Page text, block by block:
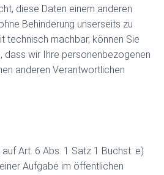
diese Daten einem anderen
Behinderung unserseits zu
technisch machbar, können Sie
dass wir Ihre personenbezogenen
anderen Verantwortlichen
Art. 6 Abs. 1 Satz 1 Buchst. e)
Aufgabe im öffentlichen